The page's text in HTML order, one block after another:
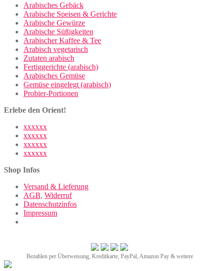
Arabisches Gebäck
Arabische Speisen & Gerichte
Arabische Gewürze
Arabische Süßigkeiten
Arabischer Kaffee & Tee
Arabisch vegetarisch
Zutaten arabisch
Fertiggerichte (arabisch)
Arabisches Gemüse
Gemüse eingelegt (arabisch)
Probier-Portionen
Erlebe den Orient!
xxxxxx
xxxxxx
xxxxxx
xxxxxx
Shop Infos
Versand & Lieferung
AGB, Widerruf
Datenschutzinfos
Impressum